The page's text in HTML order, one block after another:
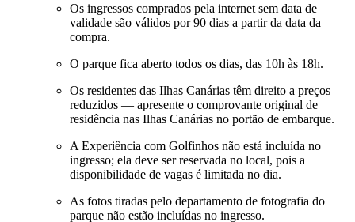
Os ingressos comprados pela internet sem data de
validade são válidos por 90 dias a partir da data da
compra.
O parque fica aberto todos os dias, das 10h às 18h.
Os residentes das Ilhas Canárias têm direito a preços
reduzidos — apresente o comprovante original de
residência nas Ilhas Canárias no portão de embarque.
A Experiência com Golfinhos não está incluída no
ingresso; ela deve ser reservada no local, pois a
disponibilidade de vagas é limitada no dia.
As fotos tiradas pelo departamento de fotografia do
parque não estão incluídas no ingresso.